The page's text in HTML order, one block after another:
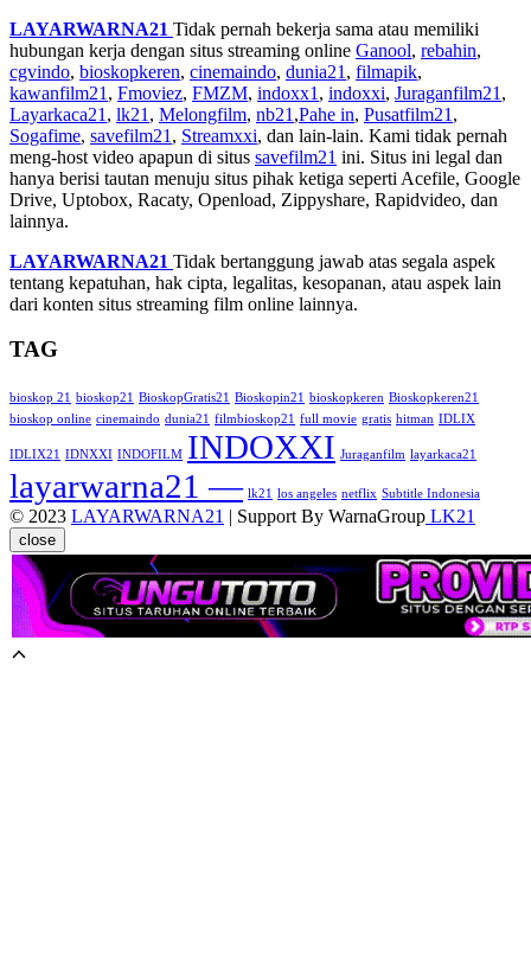
LAYARWARNA21 Tidak pernah bekerja sama atau memiliki
hubungan kerja dengan situs streaming online Ganool, rebahin,
cgvindo, bioskopkeren, cinemaindo, dunia21 , filmapik,
kawanfilm21 , Fmoviez, FMZM, indoxx1 , indoxxi, Juraganfilm21 ,
Layarkaca21 , lk21 , Melongfilm, nb21 ,Pahe in, Pusatfilm21 ,
Sogafime, savefilm21 , Streamxxi, dan lain-lain. Kami tidak pernah
meng-host video apapun di situs savefilm21 ini. Situs ini legal dan
hanya berisi tautan menuju situs pihak ketiga seperti Acefile, Google
Drive, Uptobox, Racaty, Openload, Zippyshare, Rapidvideo, dan
lainnya.
LAYARWARNA21 Tidak bertanggung jawab atas segala aspek
tentang kepatuhan, hak cipta, legalitas, kesopanan, atau aspek lain
dari konten situs streaming film online lainnya.
TAG
bioskop 21 bioskop21 BioskopGratis21 Bioskopin21 bioskopkeren Bioskopkeren21
bioskop online cinemaindo dunia21 filmbioskop21 full movie gratis hitman IDLIX
IDLIX21 IDNXXI INDOFILM INDOXXI Juraganfilm layarkaca21
layarwarna21 — lk21 los angeles netflix Subtitle Indonesia
© 2023 LAYARWARNA21 | Support By WarnaGroup LK21
close